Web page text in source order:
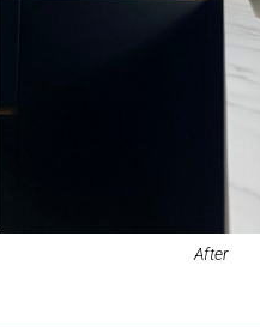
After